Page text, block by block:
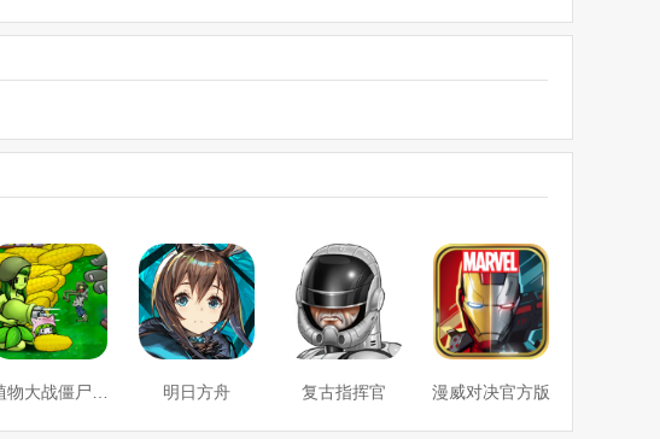
植物大战僵尸(娘化版) 明日方舟 复古指挥官 漫威对决官方版